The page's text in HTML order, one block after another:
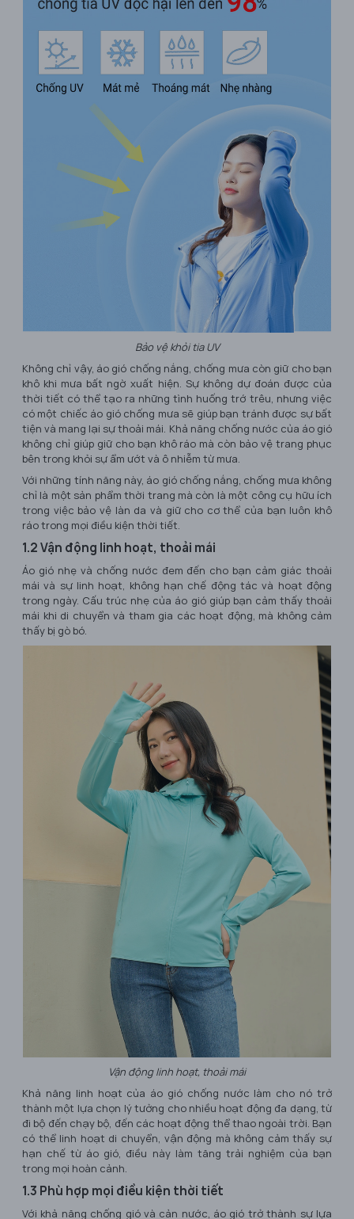
Bảo vệ khỏi tia UV
Không chỉ vậy, áo gió chống nắng, chống mưa còn giữ cho bạn
khô khi mưa bất ngờ xuất hiện. Sự không dự đoán được của
thời tiết có thể tạo ra những tình huống trớ trêu, nhưng việc
có một chiếc áo gió chống mưa sẽ giúp bạn tránh được sự bất
tiện và mang lại sự thoải mái. Khả năng chống nước của áo gió
không chỉ giúp giữ cho bạn khô ráo mà còn bảo vệ trang phục
bên trong khỏi sự ẩm ướt và ô nhiễm từ mưa.
Với những tính năng này, áo gió chống nắng, chống mưa không
chỉ là một sản phẩm thời trang mà còn là một công cụ hữu ích
trong việc bảo vệ làn da và giữ cho cơ thể của bạn luôn khô
ráo trong mọi điều kiện thời tiết.
1.2 Vận động linh hoạt, thoải mái
Áo gió nhẹ và chống nước đem đến cho bạn cảm giác thoải
mái và sự linh hoạt, không hạn chế động tác và hoạt động
trong ngày. Cấu trúc nhẹ của áo gió giúp bạn cảm thấy thoải
mái khi di chuyển và tham gia các hoạt động, mà không cảm
thấy bị gò bó.
Vận động linh hoạt, thoải mái
Khả năng linh hoạt của áo gió chống nước làm cho nó trở
thành một lựa chọn lý tưởng cho nhiều hoạt động đa dạng, từ
đi bộ đến chạy bộ, đến các hoạt động thể thao ngoài trời. Bạn
có thể linh hoạt di chuyển, vận động mà không cảm thấy sự
hạn chế từ áo gió, điều này làm tăng trải nghiệm của bạn
trong mọi hoàn cảnh.
1.3 Phù hợp mọi điều kiện thời tiết
Với khả năng chống gió và cản nước, áo gió trở thành sự lựa